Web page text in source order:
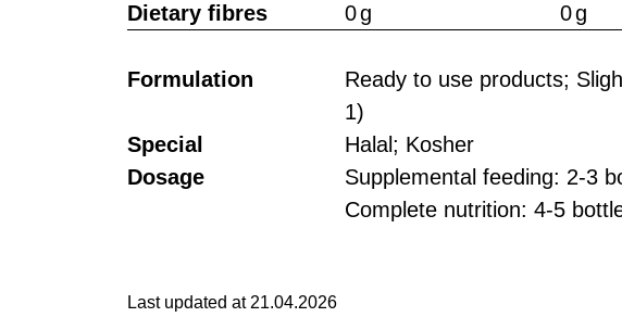
Dietary fibres
0 g 0 g
Formulation
Ready to use products;
1)
Special
Halal; Kosher
Dosage
Supplemental feeding: 2-3
Complete nutrition: 4-5
Last updated at 21.04.2026